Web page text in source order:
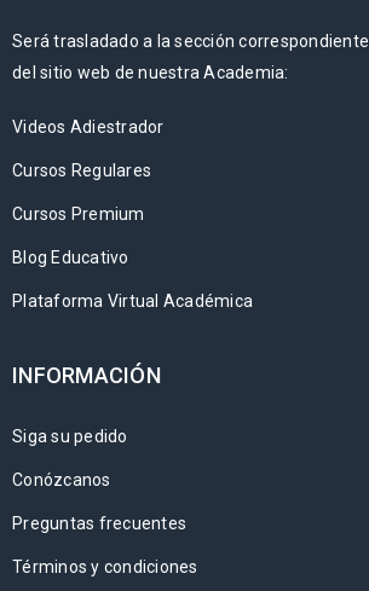
Será trasladado a la sección correspondiente
del sitio web de nuestra Academia:
Videos Adiestrador
Cursos Regulares
Cursos Premium
Blog Educativo
Plataforma Virtual Académica
INFORMACIÓN
Siga su pedido
Conózcanos
Preguntas frecuentes
Términos y condiciones